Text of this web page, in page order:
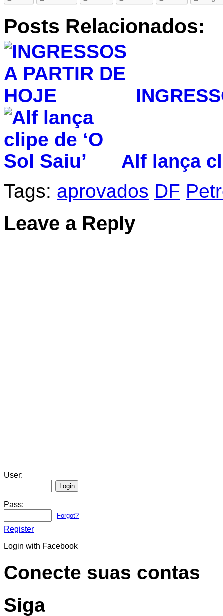
Posts Relacionados:
Alf lança
Tags: aprovados DF
Leave a Reply
User:
Pass:
Forgot?
Register
Login with Facebook
Conecte suas contas
Siga